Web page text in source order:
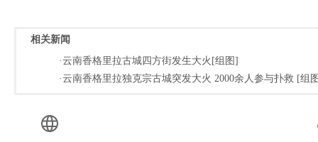
相关新闻
·云南香格里拉古城四方街发生大火[组图]
·云南香格里拉独克宗古城突发大火 2000余人参与扑救 [组